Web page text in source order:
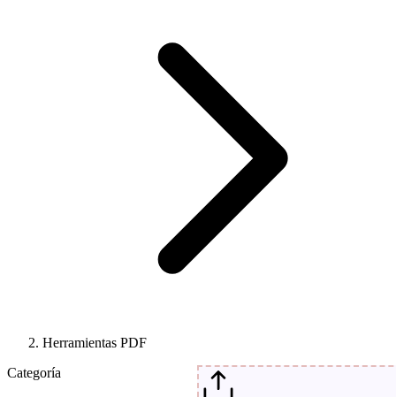
Herramientas PDF
Categoría